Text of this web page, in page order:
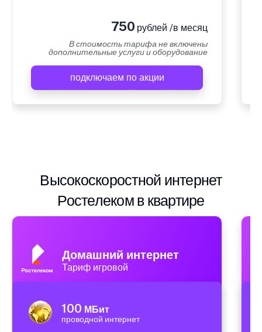
750 рублей /в месяц
В стоимость тарифа не включены
дополнительные услуги и оборудование
подключаем по акции
Высокоскоростной интернет
Ростелеком в квартире
Домашний интернет
Тариф игровой
100 МБит
проводной интернет